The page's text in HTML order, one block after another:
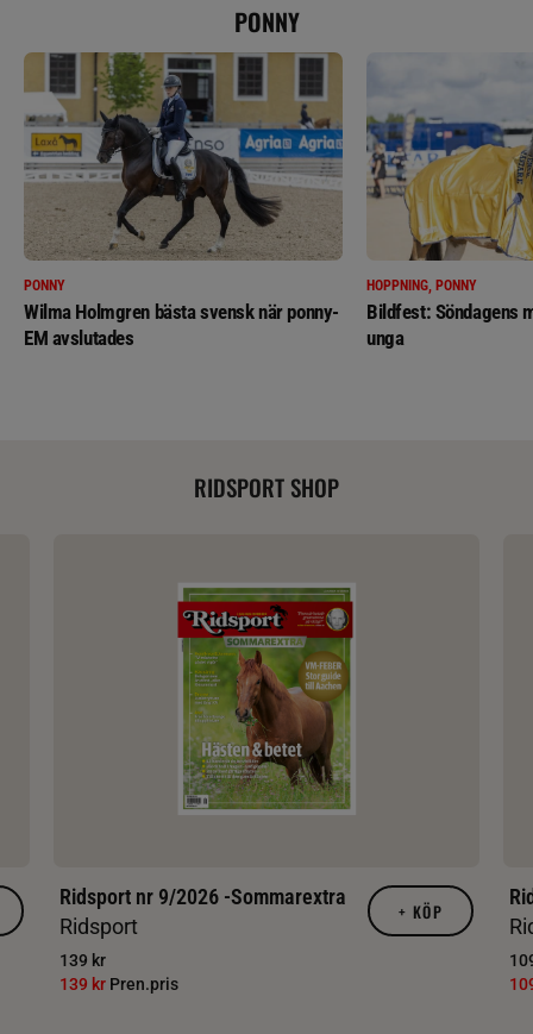
PONNY
PONNY
Wilma Holmgren bästa svensk när ponny-
EM avslutades
HOPPNING, PONNY
Bildfest: Söndagens
unga
RIDSPORT SHOP
Ridsport nr 9/2026 -Sommarextra
Ridsport
139 kr
139 kr Pren.pris
+ KÖP